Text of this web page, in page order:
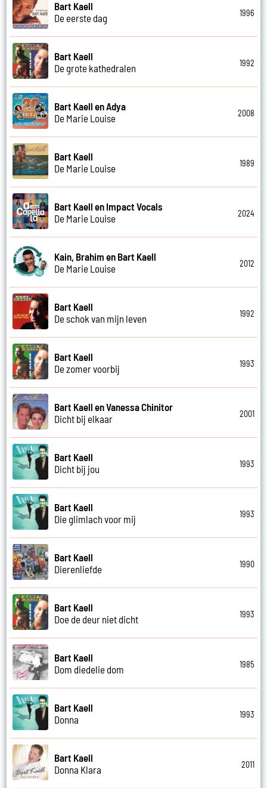
Bart Kaell
De eerste dag
1996
Bart Kaell
De grote kathedralen
1992
Bart Kaell en Adya
De Marie Louise
2008
Bart Kaell
De Marie Louise
1989
Bart Kaell en Impact Vocals
De Marie Louise
2024
Kain, Brahim en Bart Kaell
De Marie Louise
2012
Bart Kaell
De schok van mijn leven
1992
Bart Kaell
De zomer voorbij
1993
Bart Kaell en Vanessa Chinitor
Dicht bij elkaar
2001
Bart Kaell
Dicht bij jou
1993
Bart Kaell
Die glimlach voor mij
1993
Bart Kaell
Dierenliefde
1990
Bart Kaell
Doe de deur niet dicht
1993
Bart Kaell
Dom diedelie dom
1985
Bart Kaell
Donna
1993
Bart Kaell
Donna Klara
2011